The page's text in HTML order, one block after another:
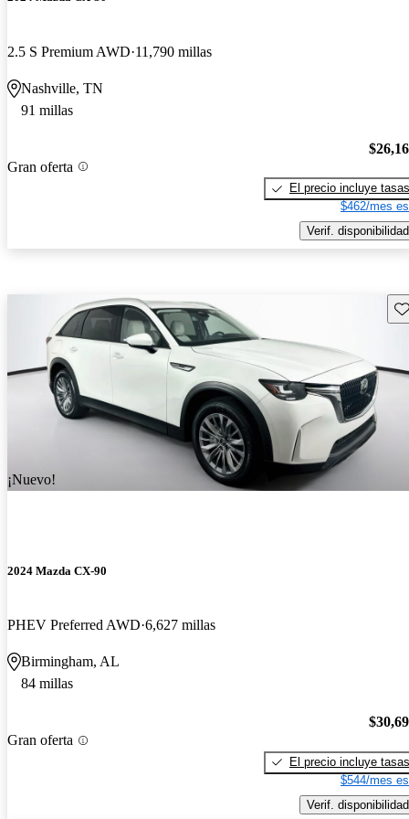
2.5 S Premium AWD 11,790 millas
Nashville, TN
91 millas
Gran oferta
El precio incluye tasas
$462/mes
Verif. disponibilidad
¡Nuevo!
2024 Mazda CX-90
PHEV Preferred AWD 6,627 millas
Birmingham, AL
84 millas
Gran oferta
El precio incluye tasas
$544/mes
Verif. disponibilidad